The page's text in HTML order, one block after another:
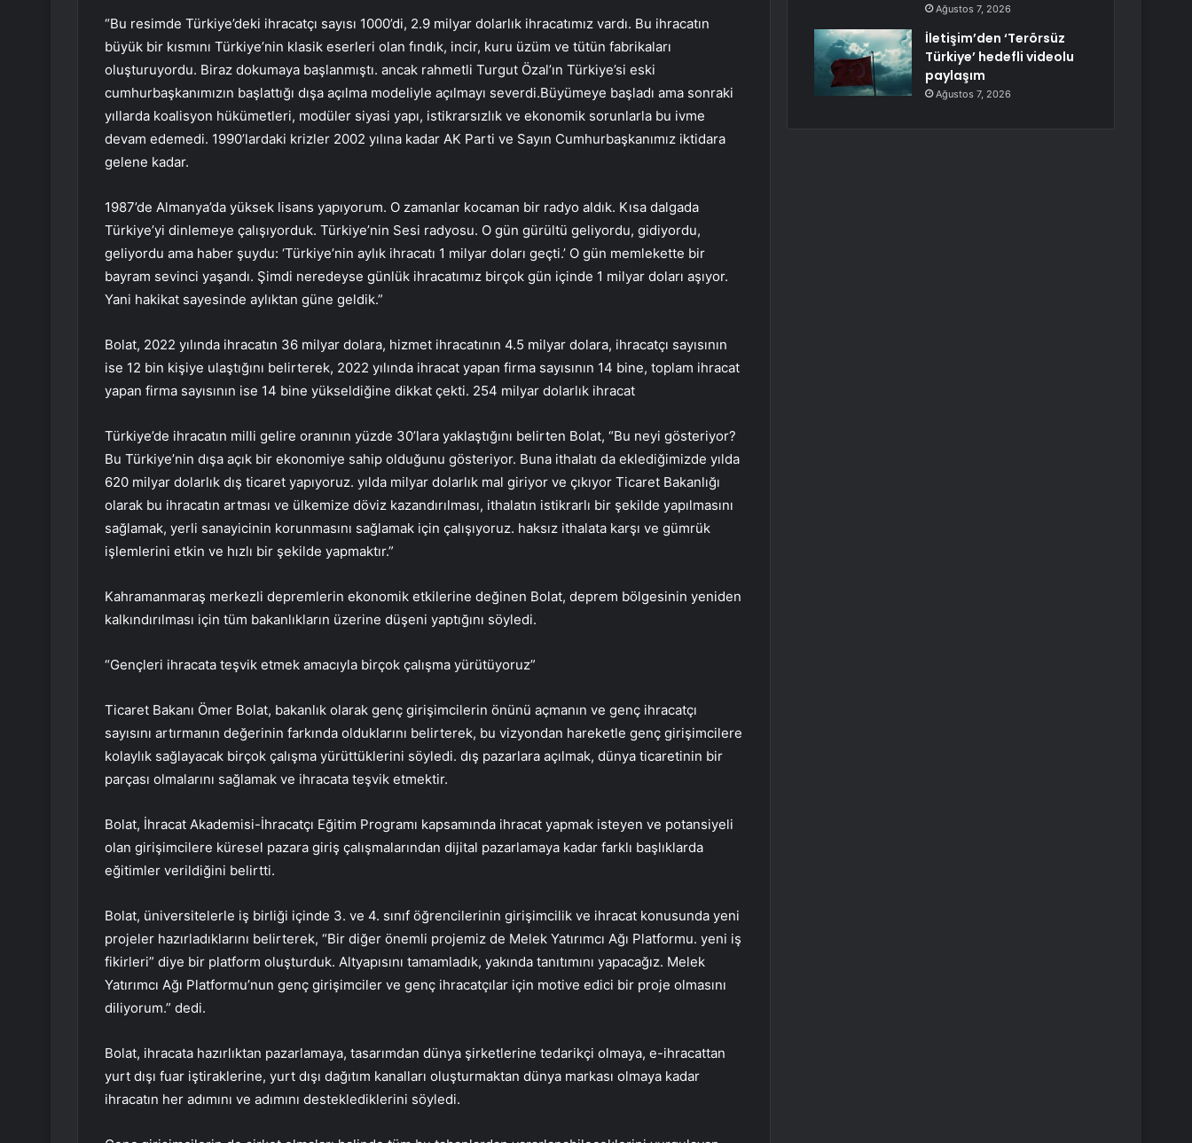
“Bu resimde Türkiye’deki ihracatçı sayısı 1000’di, 2.9 milyar dolarlık ihracatımız vardı. Bu ihracatın
büyük bir kısmını Türkiye’nin klasik eserleri olan fındık, incir, kuru üzüm ve tütün fabrikaları
oluşturuyordu. Biraz dokumaya başlanmıştı. ancak rahmetli Turgut Özal’ın Türkiye’si eski
cumhurbaşkanımızın başlattığı dışa açılma modeliyle açılmayı severdi.Büyümeye başladı ama sonraki
yıllarda koalisyon hükümetleri, modüler siyasi yapı, istikrarsızlık ve ekonomik sorunlarla bu ivme
devam edemedi. 1990’lardaki krizler 2002 yılına kadar AK Parti ve Sayın Cumhurbaşkanımız iktidara
gelene kadar.
1987’de Almanya’da yüksek lisans yapıyorum. O zamanlar kocaman bir radyo aldık. Kısa dalgada
Türkiye’yi dinlemeye çalışıyorduk. Türkiye’nin Sesi radyosu. O gün gürültü geliyordu, gidiyordu,
geliyordu ama haber şuydu: ‘Türkiye’nin aylık ihracatı 1 milyar doları geçti.’ O gün memlekette bir
bayram sevinci yaşandı. Şimdi neredeyse günlük ihracatımız birçok gün içinde 1 milyar doları aşıyor.
Yani hakikat sayesinde aylıktan güne geldik.”
Bolat, 2022 yılında ihracatın 36 milyar dolara, hizmet ihracatının 4.5 milyar dolara, ihracatçı sayısının
ise 12 bin kişiye ulaştığını belirterek, 2022 yılında ihracat yapan firma sayısının 14 bine, toplam ihracat
yapan firma sayısının ise 14 bine yükseldiğine dikkat çekti. 254 milyar dolarlık ihracat
Türkiye’de ihracatın milli gelire oranının yüzde 30’lara yaklaştığını belirten Bolat, “Bu neyi gösteriyor?
Bu Türkiye’nin dışa açık bir ekonomiye sahip olduğunu gösteriyor. Buna ithalatı da eklediğimizde yılda
620 milyar dolarlık dış ticaret yapıyoruz. yılda milyar dolarlık mal giriyor ve çıkıyor Ticaret Bakanlığı
olarak bu ihracatın artması ve ülkemize döviz kazandırılması, ithalatın istikrarlı bir şekilde yapılmasını
sağlamak, yerli sanayicinin korunmasını sağlamak için çalışıyoruz. haksız ithalata karşı ve gümrük
işlemlerini etkin ve hızlı bir şekilde yapmaktır.”
Kahramanmaraş merkezli depremlerin ekonomik etkilerine değinen Bolat, deprem bölgesinin yeniden
kalkındırılması için tüm bakanlıkların üzerine düşeni yaptığını söyledi.
“Gençleri ihracata teşvik etmek amacıyla birçok çalışma yürütüyoruz”
Ticaret Bakanı Ömer Bolat, bakanlık olarak genç girişimcilerin önünü açmanın ve genç ihracatçı
sayısını artırmanın değerinin farkında olduklarını belirterek, bu vizyondan hareketle genç girişimcilere
kolaylık sağlayacak birçok çalışma yürüttüklerini söyledi. dış pazarlara açılmak, dünya ticaretinin bir
parçası olmalarını sağlamak ve ihracata teşvik etmektir.
Bolat, İhracat Akademisi-İhracatçı Eğitim Programı kapsamında ihracat yapmak isteyen ve potansiyeli
olan girişimcilere küresel pazara giriş çalışmalarından dijital pazarlamaya kadar farklı başlıklarda
eğitimler verildiğini belirtti.
Bolat, üniversitelerle iş birliği içinde 3. ve 4. sınıf öğrencilerinin girişimcilik ve ihracat konusunda yeni
projeler hazırladıklarını belirterek, “Bir diğer önemli projemiz de Melek Yatırımcı Ağı Platformu. yeni iş
fikirleri” diye bir platform oluşturduk. Altyapısını tamamladık, yakında tanıtımını yapacağız. Melek
Yatırımcı Ağı Platformu’nun genç girişimciler ve genç ihracatçılar için motive edici bir proje olmasını
diliyorum.” dedi.
Bolat, ihracata hazırlıktan pazarlamaya, tasarımdan dünya şirketlerine tedarikçi olmaya, e-ihracattan
yurt dışı fuar iştiraklerine, yurt dışı dağıtım kanalları oluşturmaktan dünya markası olmaya kadar
ihracatın her adımını ve adımını desteklediklerini söyledi.
Ağustos 7, 2026
İletişim’den ‘Terörsüz
Türkiye’ hedefli videolu
paylaşım
Ağustos 7, 2026